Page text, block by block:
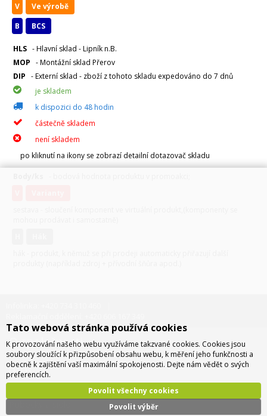
V
Ve výrobě
B
BCS
HLS - Hlavní sklad - Lipník n.B.
MOP - Montážní sklad Přerov
DIP - Externí sklad - zboží z tohoto skladu expedováno do 7 dnů
je skladem
k dispozici do 48 hodin
částečně skladem
není skladem
po kliknutí na ikony se zobrazí detailní dotazovač skladu
O společnosti
O nás
Tato webová stránka používá cookies
K provozování našeho webu využíváme takzvané cookies. Cookies jsou
soubory sloužící k přizpůsobení obsahu webu, k měření jeho funkčnosti a
obecně k zajištění vaší maximální spokojenosti. Dejte nám vědět o svých
preferencích.
Povolit výběr
Povolit všechny cookies